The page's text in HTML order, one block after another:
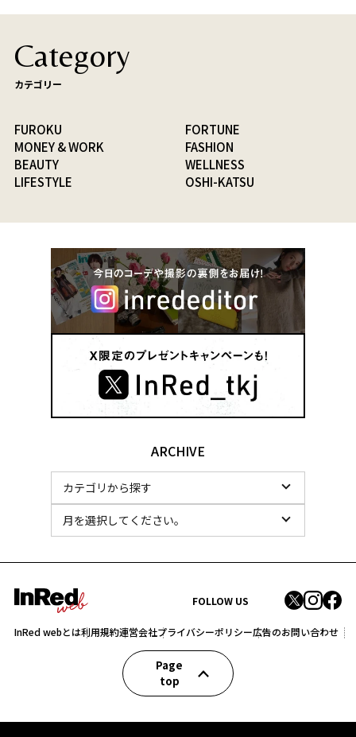
Category
カテゴリー
FUROKU
FORTUNE
MONEY & WORK
FASHION
BEAUTY
WELLNESS
LIFESTYLE
OSHI-KATSU
ARCHIVE
FOLLOW US
InRed webとは利用規約運営会社プライバシーポリシー広告のお問い合わせ
Page
top